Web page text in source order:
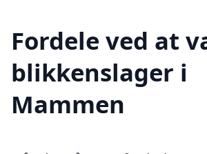
Fordele ved at
blikkenslager i
Mammen